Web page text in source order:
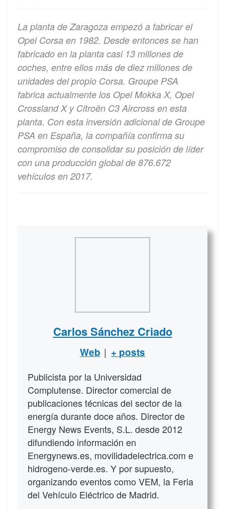
La planta de Zaragoza empezó a fabricar el
Opel Corsa en 1982. Desde entonces se han
fabricado en la planta casi 13 millones de
coches, entre ellos más de diez millones de
unidades del propio Corsa. Groupe PSA
fabrica actualmente los Opel Mokka X, Opel
Crossland X y Citroën C3 Aircross en esta
planta. Con esta inversión adicional de Groupe
PSA en España, la compañía confirma su
compromiso de consolidar su posición de líder
con una producción global de 876.672
vehículos en 2017.
Carlos Sánchez Criado
Web | + posts
Publicista por la Universidad
Complutense. Director comercial de
publicaciones técnicas del sector de la
energía durante doce años. Director de
Energy News Events, S.L. desde 2012
difundiendo información en
Energynews.es, movilidadelectrica.com e
hidrogeno-verde.es. Y por supuesto,
organizando eventos como VEM, la Feria
del Vehículo Eléctrico de Madrid.